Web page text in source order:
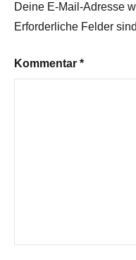
Deine E-Mail-Adresse
Erforderliche Felder
Kommentar *